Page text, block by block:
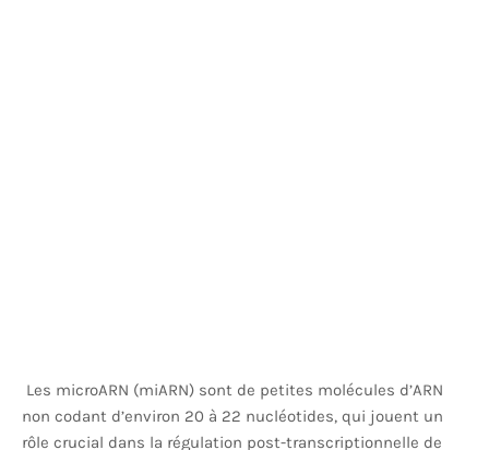
Les microARN (miARN) sont de petites molécules d’ARN
non codant d’environ 20 à 22 nucléotides, qui jouent un
rôle crucial dans la régulation post-transcriptionnelle de